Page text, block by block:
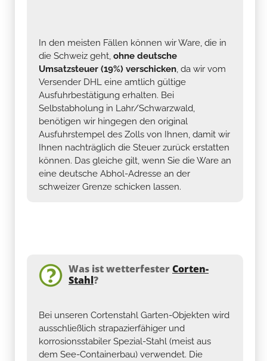
In den meisten Fällen können wir Ware, die in
die Schweiz geht, ohne deutsche
Umsatzsteuer (19%) verschicken, da wir vom
Versender DHL eine amtlich gültige
Ausfuhrbestätigung erhalten. Bei
Selbstabholung in Lahr/Schwarzwald,
benötigen wir hingegen den original
Ausfuhrstempel des Zolls von Ihnen, damit wir
Ihnen nachträglich die Steuer zurück erstatten
können. Das gleiche gilt, wenn Sie die Ware an
eine deutsche Abhol-Adresse an der
schweizer Grenze schicken lassen.
Was ist wetterfesterCorten-
Stahl?
Bei unseren Cortenstahl Garten-Objekten wird
ausschließlich strapazierfähiger und
korrosionsstabiler Spezial-Stahl (meist aus
dem See-Containerbau) verwendet. Die